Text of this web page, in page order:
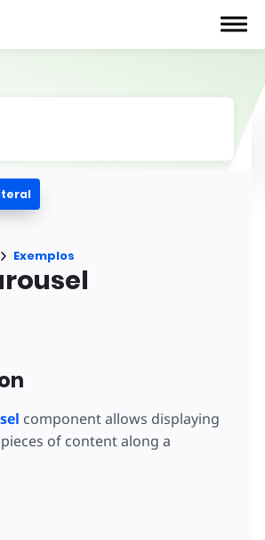
Exemplos
component allows displaying
of content along a